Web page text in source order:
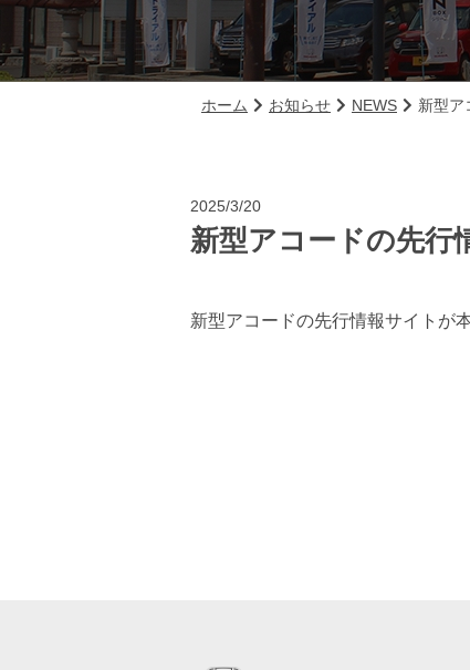
ホーム お知らせ NEWS 新型ア
2025/3/20
新型アコードの先行
新型アコードの先行情報サイトが